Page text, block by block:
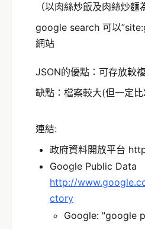
（以肉絲炒飯及肉絲炒麵
google search 可以
網站
JSON的優點：可存放較
缺點：檔案較大(但一定
連結:
政府資料開放平台
Google Public Data
http://
ctory
Google: "google